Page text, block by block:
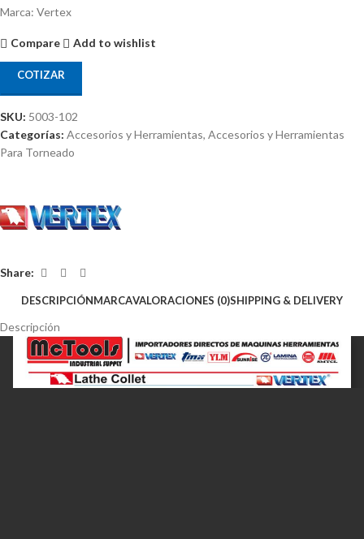
Marca: Vertex
Compare Add to wishlist
COTIZAR
SKU: 5003-102
Categorías: Accesorios y Herramientas, Accesorios y Herramientas
Para Torneado
Share:
DESCRIPCIÓNMARCAVALORACIONES (0)SHIPPING & DELIVERY
Descripción